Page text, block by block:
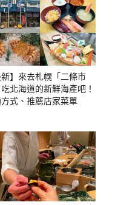
新】來去札幌「二條市
北海道的新鮮海產吧！
式、推薦店家菜單